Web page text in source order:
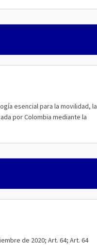
esencial para la movilidad, la
por Colombia mediante la
de 2020; Art. 64; Art. 64